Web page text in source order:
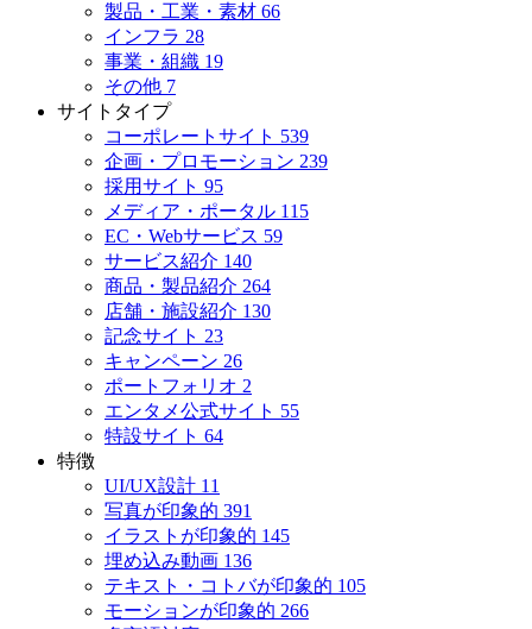
製品・工業・素材 66
インフラ 28
事業・組織 19
その他 7
サイトタイプ
コーポレートサイト 539
企画・プロモーション 239
採用サイト 95
メディア・ポータル 115
EC・Webサービス 59
サービス紹介 140
商品・製品紹介 264
店舗・施設紹介 130
記念サイト 23
キャンペーン 26
ポートフォリオ 2
エンタメ公式サイト 55
特設サイト 64
特徴
UI/UX設計 11
写真が印象的 391
イラストが印象的 145
埋め込み動画 136
テキスト・コトバが印象的 105
モーションが印象的 266